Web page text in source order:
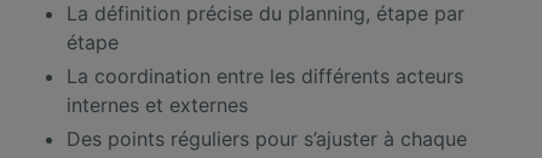
La définition précise du planning, étape par
étape
La coordination entre les différents acteurs
internes et externes
Des points réguliers pour s’ajuster à chaque